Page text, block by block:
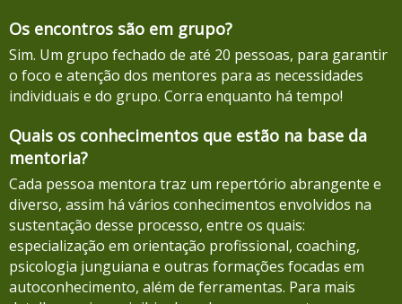
Os encontros são em grupo?
Sim. Um grupo fechado de até 20 pessoas, para garantir
o foco e atenção dos mentores para as necessidades
individuais e do grupo. Corra enquanto há tempo!
Quais os conhecimentos que estão na base da
mentoria?
Cada pessoa mentora traz um repertório abrangente e
diverso, assim há vários conhecimentos envolvidos na
sustentação desse processo, entre os quais:
especialização em orientação profissional, coaching,
psicologia junguiana e outras formações focadas em
autoconhecimento, além de ferramentas. Para mais